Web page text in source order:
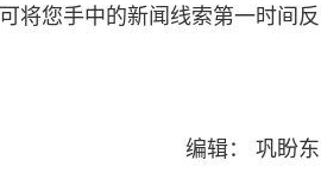
您手中的新闻线索第一时间反
编辑： 巩盼东